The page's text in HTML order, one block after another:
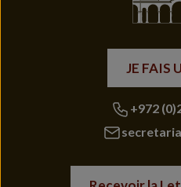
JE FAIS
+972